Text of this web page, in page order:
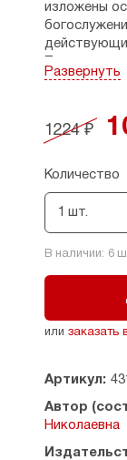
изложены
их
курсов,
и
изучать
Развернуть
1224 ₽
Количество
1 шт.
В наличии: 6
или заказать
Артикул:
Автор
Николаевна